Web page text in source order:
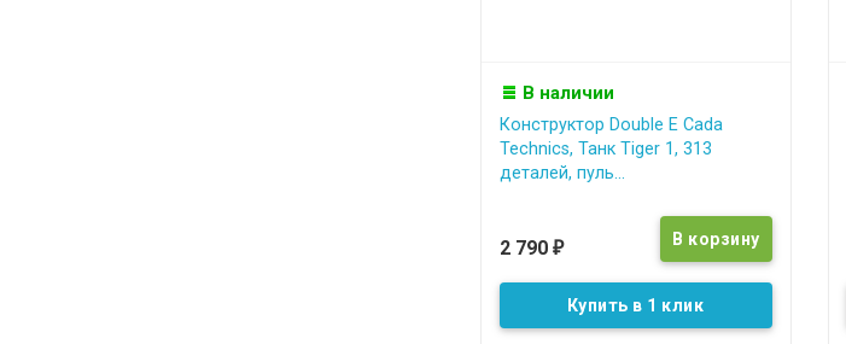
В наличии
Конструктор Double E Cada
Technics, Танк Tiger 1, 313
деталей, пуль...
2 790 ₽
Купить в 1 клик